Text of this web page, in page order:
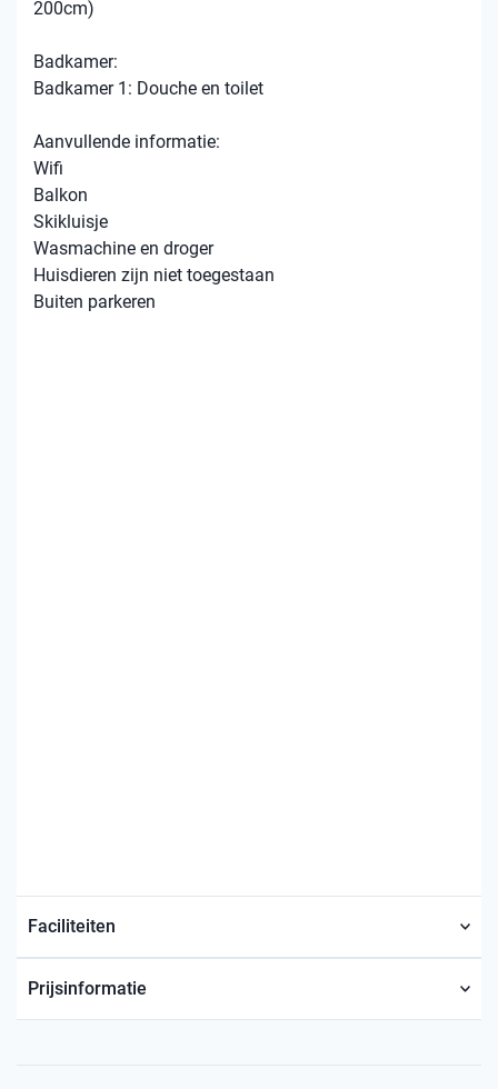
200cm)
Badkamer:
Badkamer 1: Douche en toilet
Aanvullende informatie:
Wifi
Balkon
Skikluisje
Wasmachine en droger
Huisdieren zijn niet toegestaan
Buiten parkeren
Faciliteiten
Prijsinformatie